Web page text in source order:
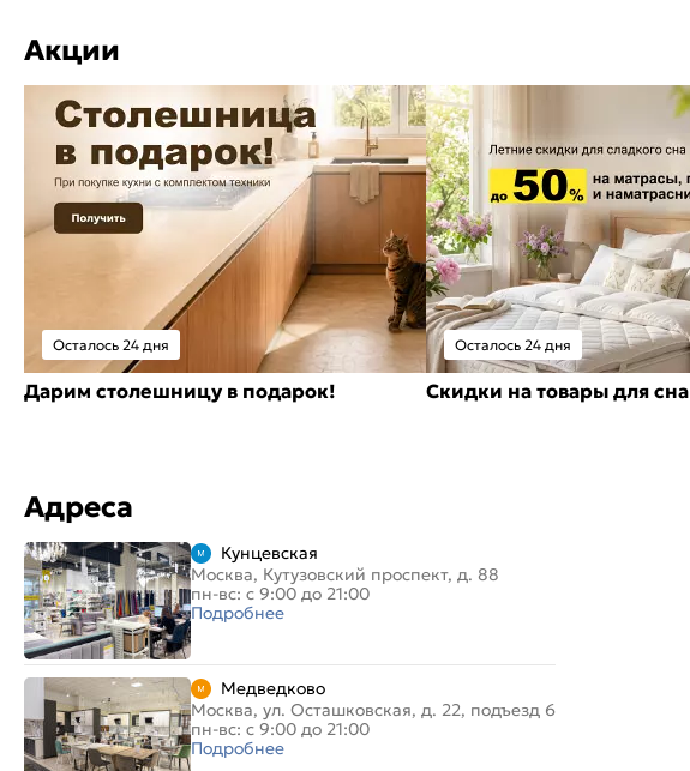
Акции
Осталось 24 дня
Дарим столешницу в подарок!
Осталось 24 дня
Скидки на товары для сна
Адреса
Кунцевская
Москва, Кутузовский проспект, д. 88
пн-вс: с 9:00 до 21:00
Подробнее
Медведково
Москва, ул. Осташковская, д. 22, подъезд 6
пн-вс: с 9:00 до 21:00
Подробнее